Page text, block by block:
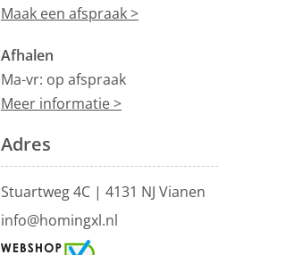
Maak een afspraak >
Afhalen
Ma-vr: op afspraak
Meer informatie >
Adres
Stuartweg 4C | 4131 NJ Vianen
info@homingxl.nl